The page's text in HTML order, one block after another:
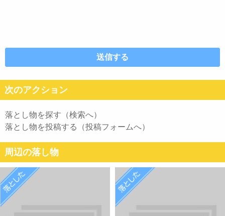
次のアクション
落とし物を探す（検索へ）
落とし物を投稿する（投稿フォームへ）
周辺の落し物